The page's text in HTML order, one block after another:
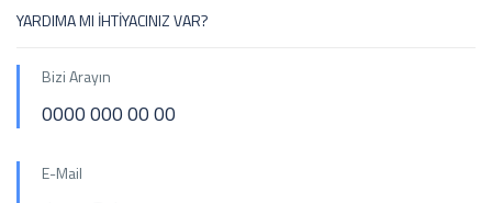
YARDIMA MI İHTİYACINIZ VAR?
Bizi Arayın
0000 000 00 00
E-Mail